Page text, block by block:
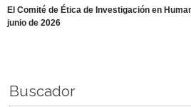
El Comité de Ética de Investigación en
junio de 2026
Buscador